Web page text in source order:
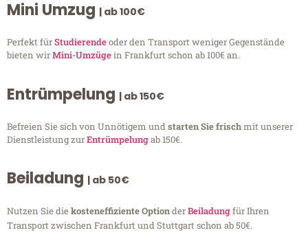
Mini Umzug | ab 100€
Perfekt fürStudierendeoder den Transport weniger Gegenstände
bieten wirMini-Umzügein Frankfurt schon ab 100€ an.
Entrümpelung | ab 150€
Befreien Sie sich von Unnötigem undstarten Sie frischmit unserer
Dienstleistung zurEntrümpelungab 150€.
Beiladung | ab 50€
Nutzen Sie diekosteneffiziente OptionderBeiladungfür Ihren
Transport zwischen Frankfurt und Stuttgart schon ab 50€.